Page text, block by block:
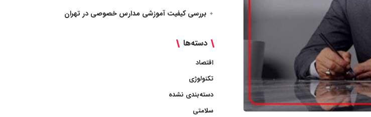
بررسی کیفیت آموزشی مدارس خصوصی در تهران
دسته‌ها
اقتصاد
تکنولوژی
دسته‌بندی نشده
سلامتی